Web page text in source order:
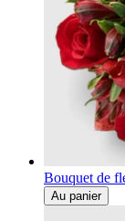
Bouquet de
Au panier